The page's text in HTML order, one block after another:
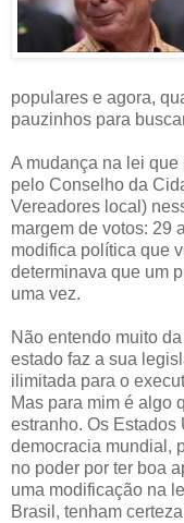
populares e agora,
pauzinhos para
A mudança na lei
pelo Conselho da
Vereadores local)
margem de votos: 29
modifica política que
determinava que um
uma vez.
Não entendo muito
estado faz a sua
ilimitada para o
Mas para mim é algo
estranho. Os Estados
democracia mundial,
no poder por ter boa
uma modificação na
Brasil, tenham